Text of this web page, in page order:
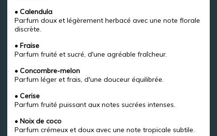
• Calendula
Parfum doux et légèrement herbacé avec une note florale
discrète.
• Fraise
Parfum fruité et sucré, d'une agréable fraîcheur.
• Concombre-melon
Parfum léger et frais, d'une douceur équilibrée.
• Cerise
Parfum fruité puissant aux notes sucrées intenses.
• Noix de coco
Parfum crémeux et doux avec une note tropicale subtile.